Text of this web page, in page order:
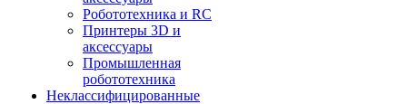
Робототехника и RC
Принтеры 3D и
аксессуары
Промышленная
робототехника
Неклассифицированные